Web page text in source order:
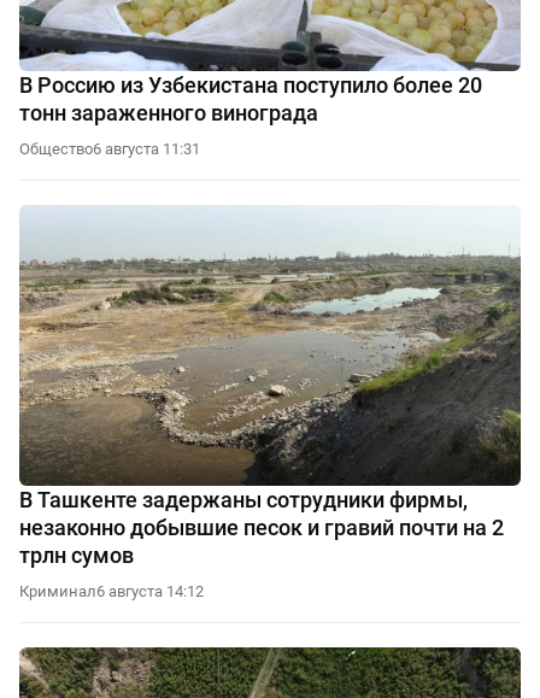
В Россию из Узбекистана поступило более 20
тонн зараженного винограда
Общество6 августа 11:31
В Ташкенте задержаны сотрудники фирмы,
незаконно добывшие песок и гравий почти на 2
трлн сумов
Криминал6 августа 14:12